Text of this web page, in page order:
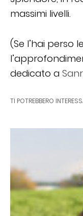
massimi livelli.
(Se l’hai perso
dedicato a
TI POTREBBERO